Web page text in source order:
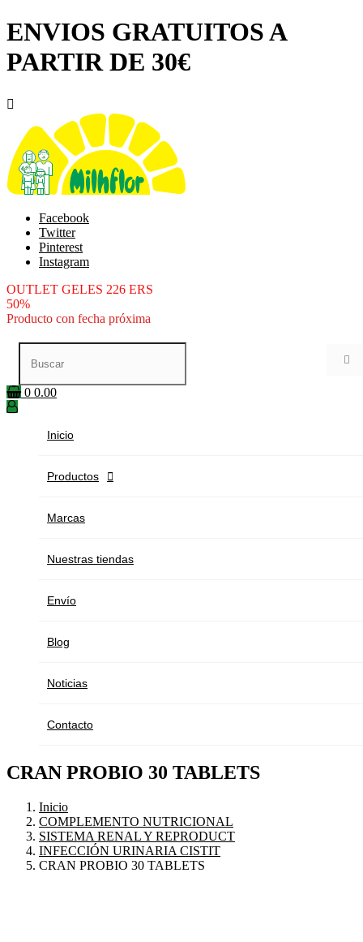
ENVIOS GRATUITOS A
PARTIR DE 30€

Facebook
Twitter
Pinterest
Instagram
OUTLET GELES 226 ERS
50%
Producto con fecha próxima

0 0.00
Inicio
Productos 
Marcas
Nuestras tiendas
Envío
Blog
Noticias
Contacto
CRAN PROBIO 30 TABLETS
Inicio
COMPLEMENTO NUTRICIONAL
SISTEMA RENAL Y REPRODUCT
INFECCIÓN URINARIA CISTIT
CRAN PROBIO 30 TABLETS